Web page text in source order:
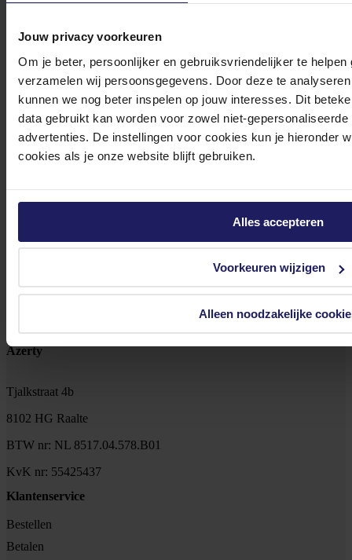
Jouw privacy voorkeuren
Om je beter, persoonlijker en gebruiksvriendelijker te
verzamelen wij persoonsgegevens. Door deze te
kunnen we nog beter inspelen op jouw interesses. Dit
data gebruikt kan worden voor zowel niet-
advertenties. De instellingen voor cookies kun je hieronder
cookies als je onze website blijft gebruiken.
Alles accepteren
Voorkeuren wijzigen
Alleen noodzakelijke
0572 328 120
Meld je aan voor onze nieuwsbrief!
Ontvang als eerste de beste deals in je inbox
Meld je aan
Footer
Azerty
Tjalkstraat 4b
8102 HG Raalte
BTW nr: NL 8517.04.578.B01
KvK nr: 55425437
Klantenservice
Bestellen
Betalen